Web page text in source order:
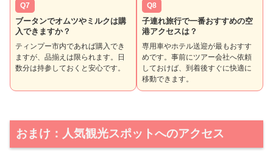
Q7
ブータンでオムツやミルクは購
入できますか？
ティンプー市内であれば購入でき
ますが、品揃えは限られます。日
数分は持参しておくと安心です。
Q8
子連れ旅行で一番おすすめの空
港アクセスは？
専用車やホテル送迎が最もおすす
めです。事前にツアー会社へ依頼
しておけば、到着後すぐに快適に
移動できます。
おまけ：人気観光スポットへのアクセス